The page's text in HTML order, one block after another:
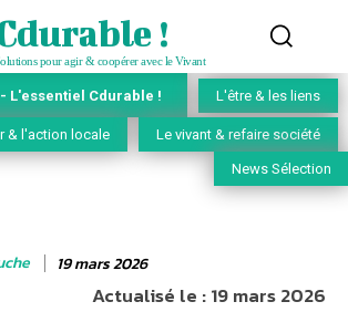
!
pour agir & coopérer avec le Vivant
L'essentiel Cdurable ! L'être & les liens
& l'action locale Le vivant & refaire société
News Sélection
19 mars 2026
Actualisé le :19 mars 2026